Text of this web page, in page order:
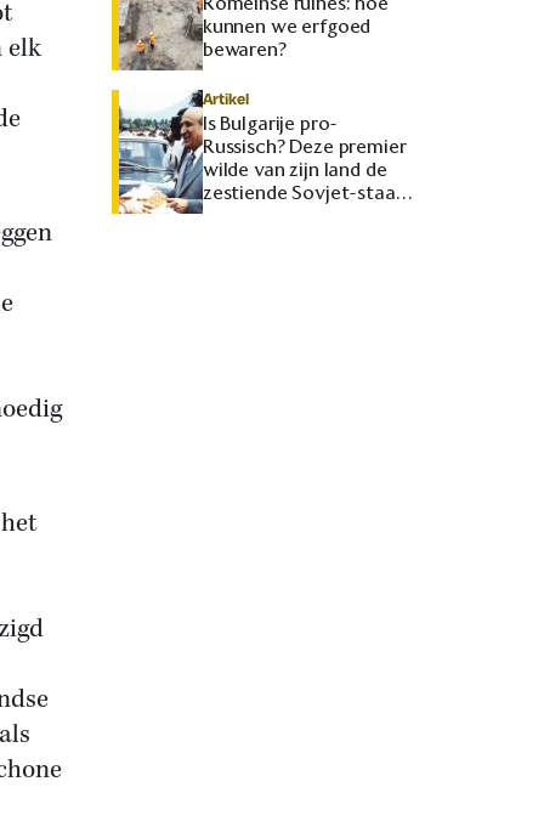
elk
kunnen we erfgoed
bewaren?
Artikel
Is Bulgarije pro-
Russisch? Deze premier
wilde van zijn land de
zestiende Sovjet-staat
maken